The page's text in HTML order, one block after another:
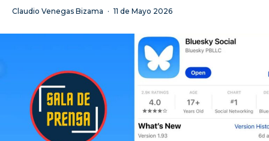
Claudio Venegas Bizama · 11 de Mayo 2026